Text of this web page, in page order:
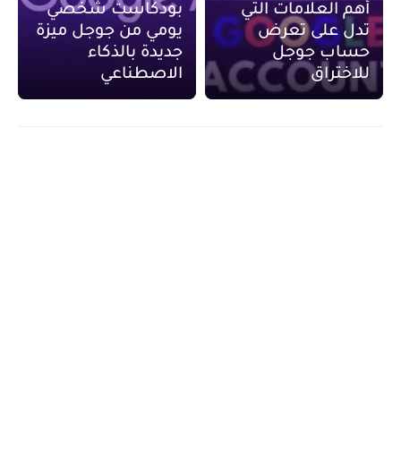
أهم العلامات التي
تدل على تعرض
حساب جوجل
للاختراق
بودكاست شخصي
يومي من جوجل ميزة
جديدة بالذكاء
الاصطناعي